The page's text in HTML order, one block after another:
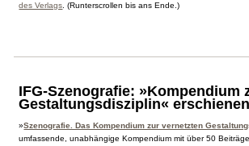
des Verlags. (Runterscrollen bis ans Ende.)
IFG-Szenografie: »Kompendium
Gestaltungsdisziplin« erschienen
»Szenografie. Das Kompendium zur vernetzten
umfassende, unabhängige Kompendium mit über 50